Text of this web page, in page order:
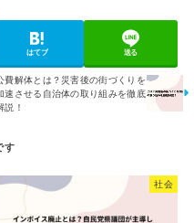
はてブ 送る
費解体とは？災害後の街づくりを
速させる自治体の取り組みを徹底
説！
社会